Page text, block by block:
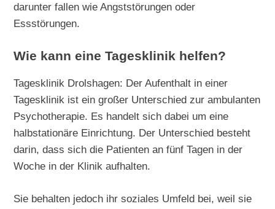
darunter fallen wie Angststörungen oder
Essstörungen.
Wie kann eine Tagesklinik helfen?
Tagesklinik Drolshagen: Der Aufenthalt in einer
Tagesklinik ist ein großer Unterschied zur ambulanten
Psychotherapie. Es handelt sich dabei um eine
halbstationäre Einrichtung. Der Unterschied besteht
darin, dass sich die Patienten an fünf Tagen in der
Woche in der Klinik aufhalten.
Sie behalten jedoch ihr soziales Umfeld bei, weil sie